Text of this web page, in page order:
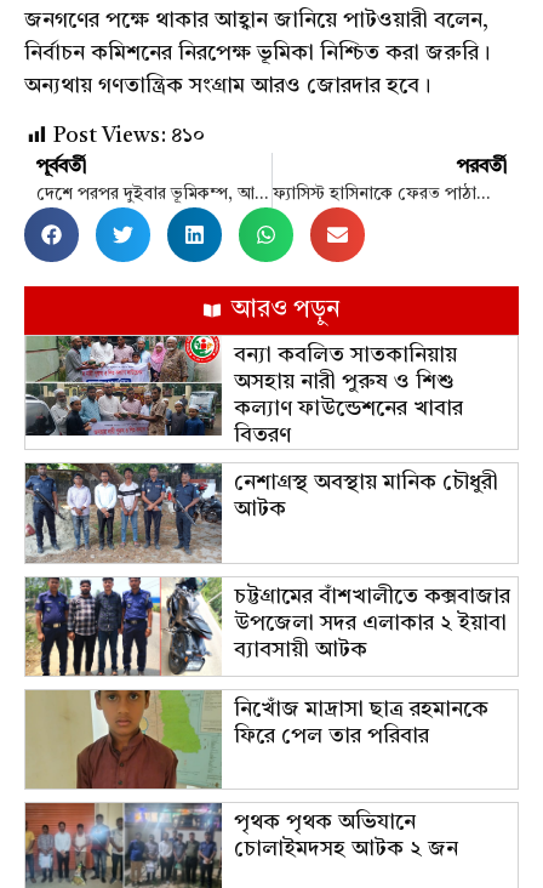
জনগণের পক্ষে থাকার আহ্বান জানিয়ে পাটওয়ারী বলেন,
নির্বাচন কমিশনের নিরপেক্ষ ভূমিকা নিশ্চিত করা জরুরি।
অন্যথায় গণতান্ত্রিক সংগ্রাম আরও জোরদার হবে।
Post Views: ৪১০
পূর্ববর্তী
দেশে পরপর দুইবার ভূমিকম্প, আফটারশকের আশঙ্কা
পরবর্তী
ফ্যাসিস্ট হাসিনাকে ফেরত পাঠাতে ভারতীয় রাজনীতিবিদের চাপ
আরও পড়ুন
বন্যা কবলিত সাতকানিয়ায়
অসহায় নারী পুরুষ ও শিশু
কল্যাণ ফাউন্ডেশনের খাবার
বিতরণ
নেশাগ্রস্থ অবস্থায় মানিক চৌধুরী
আটক
চট্টগ্রামের বাঁশখালীতে কক্সবাজার
উপজেলা সদর এলাকার ২ ইয়াবা
ব্যাবসায়ী আটক
নিখোঁজ মাদ্রাসা ছাত্র রহমানকে
ফিরে পেল তার পরিবার
পৃথক পৃথক অভিযানে
চোলাইমদসহ আটক ২ জন